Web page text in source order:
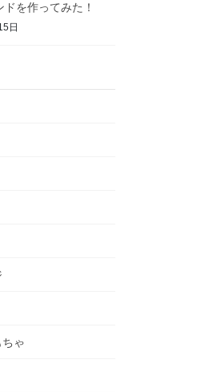
を作ってみた！
日
ゃ